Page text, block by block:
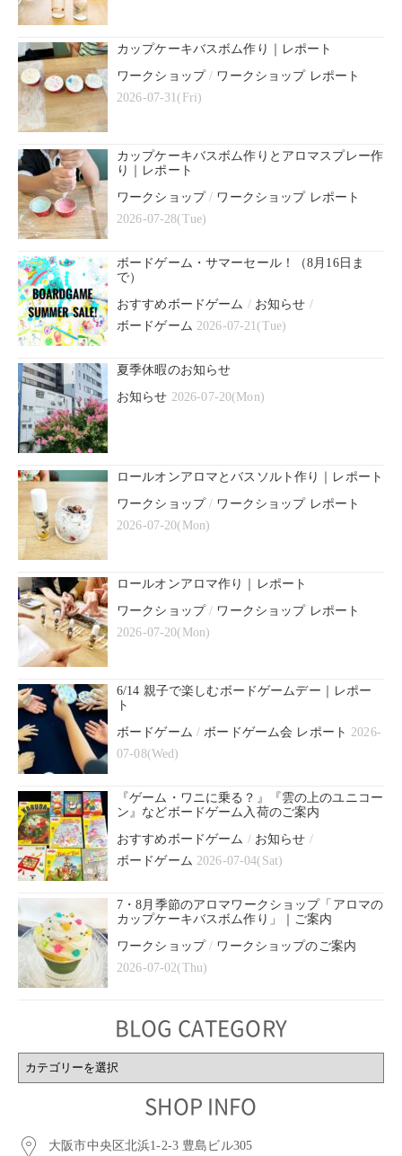
カップケーキバスボム作り｜レポート
ワークショップ/ ワークショップ レポート
2026-07-31(Fri)
カップケーキバスボム作りとアロマスプレー作
り｜レポート
ワークショップ/ ワークショップ レポート
2026-07-28(Tue)
ボードゲーム・サマーセール！（8月16日ま
で）
おすすめボードゲーム / お知らせ /
ボードゲーム 2026-07-21(Tue)
夏季休暇のお知らせ
お知らせ 2026-07-20(Mon)
ロールオンアロマとバスソルト作り｜レポート
ワークショップ/ ワークショップ レポート
2026-07-20(Mon)
ロールオンアロマ作り｜レポート
ワークショップ/ ワークショップ レポート
2026-07-20(Mon)
6/14 親子で楽しむボードゲームデー｜レポー
ト
ボードゲーム /ボードゲーム会 レポート 2026-
07-08(Wed)
『ゲーム・ワニに乗る？』『雲の上のユニコー
ン』などボードゲーム入荷のご案内
おすすめボードゲーム / お知らせ /
ボードゲーム 2026-07-04(Sat)
7・8月季節のアロマワークショップ「アロマの
カップケーキバスボム作り」｜ご案内
ワークショップ/ ワークショップのご案内
2026-07-02(Thu)
BLOG CATEGORY
BLOG
CATEGORY
SHOP INFO
大阪市中央区北浜1-2-3 豊島ビル305